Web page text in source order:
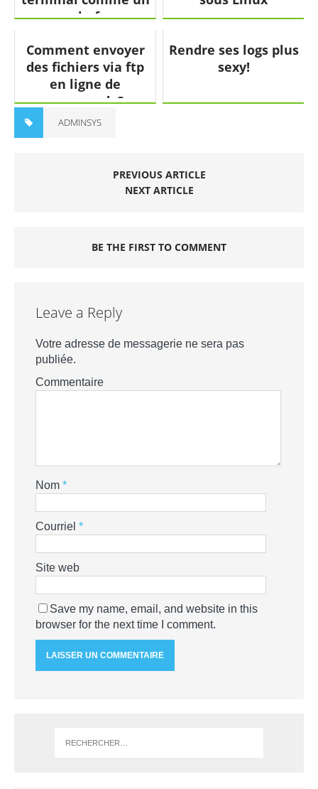
chef
Comment envoyer
des fichiers via ftp
en ligne de
commande?
Rendre ses logs plus
sexy!
ADMINSYS
PREVIOUS ARTICLE
NEXT ARTICLE
BE THE FIRST TO COMMENT
Leave a Reply
Votre adresse de messagerie ne sera pas
publiée.
Commentaire
Nom *
Courriel *
Site web
Save my name, email, and website in this
browser for the next time I comment.